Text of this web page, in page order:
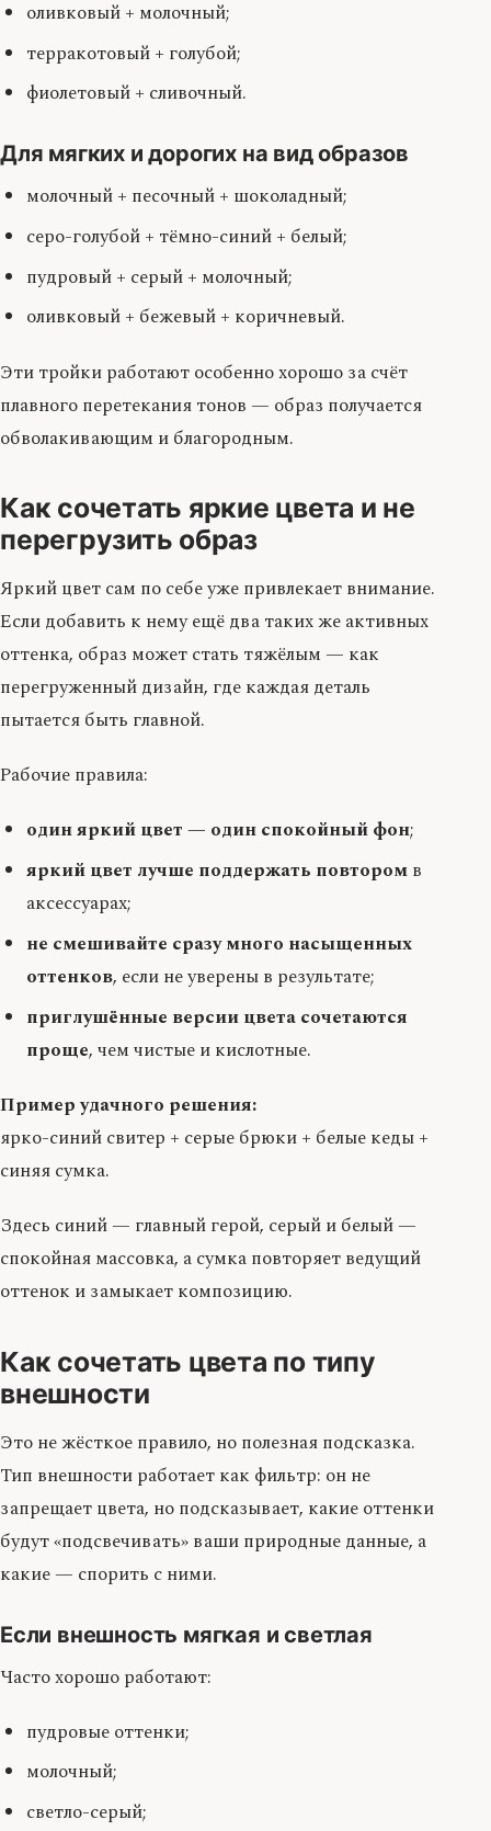
оливковый + молочный;
терракотовый + голубой;
фиолетовый + сливочный.
Для мягких и дорогих на вид образов
молочный + песочный + шоколадный;
серо-голубой + тёмно-синий + белый;
пудровый + серый + молочный;
оливковый + бежевый + коричневый.
Эти тройки работают особенно хорошо за счёт
плавного перетекания тонов — образ получается
обволакивающим и благородным.
Как сочетать яркие цвета и не
перегрузить образ
Яркий цвет сам по себе уже привлекает внимание.
Если добавить к нему ещё два таких же активных
оттенка, образ может стать тяжёлым — как
перегруженный дизайн, где каждая деталь
пытается быть главной.
Рабочие правила:
один яркий цвет — один спокойный фон;
яркий цвет лучше поддержать повторомв
аксессуарах;
не смешивайте сразу много насыщенных
оттенков, если не уверены в результате;
приглушённые версии цвета сочетаются
проще, чем чистые и кислотные.
Пример удачного решения:
ярко-синий свитер + серые брюки + белые кеды +
синяя сумка.
Здесь синий — главный герой, серый и белый —
спокойная массовка, а сумка повторяет ведущий
оттенок и замыкает композицию.
Как сочетать цвета по типу
внешности
Это не жёсткое правило, но полезная подсказка.
Тип внешности работает как фильтр: он не
запрещает цвета, но подсказывает, какие оттенки
будут «подсвечивать» ваши природные данные, а
какие — спорить с ними.
Если внешность мягкая и светлая
Часто хорошо работают:
пудровые оттенки;
молочный;
светло-серый;